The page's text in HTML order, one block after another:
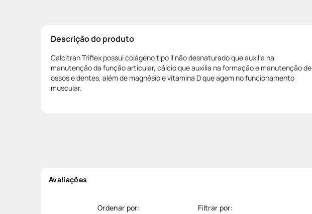
Descrição do produto
Calcitran Triflex possui colágeno tipo II não desnaturado que auxilia na
manutenção da função articular, cálcio que auxilia na formação e manutenção de
ossos e dentes, além de magnésio e vitamina D que agem no funcionamento
muscular.
Avaliações